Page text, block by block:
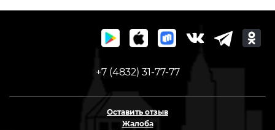
+7 (4832) 31-77-77
Оставить отзыв
Жалоба